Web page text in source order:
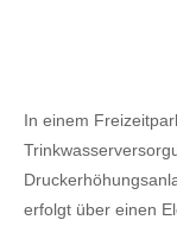
In einem
erfolgt über einen